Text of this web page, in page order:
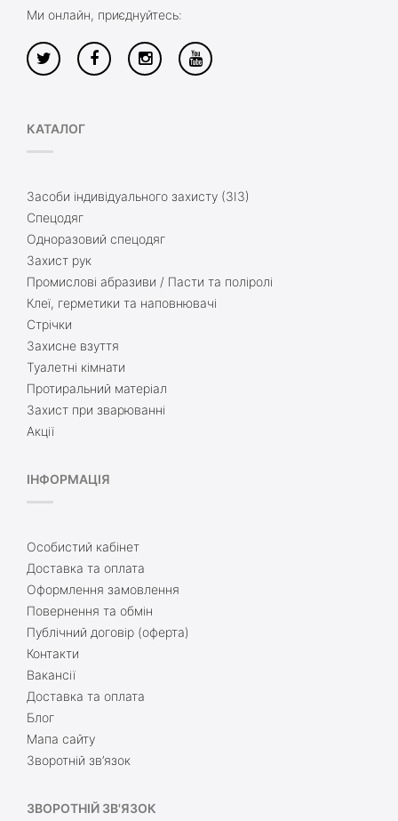
Ми онлайн, приєднуйтесь:
КАТАЛОГ
Засоби індивідуального захисту (ЗІЗ)
Спецодяг
Одноразовий спецодяг
Захист рук
Промислові абразиви / Пасти та поліролі
Клеї, герметики та наповнювачі
Стрічки
Захисне взуття
Туалетні кімнати
Протиральний матеріал
Захист при зварюванні
Акції
ІНФОРМАЦІЯ
Особистий кабінет
Доставка та оплата
Оформлення замовлення
Повернення та обмін
Публічний договір (оферта)
Контакти
Вакансії
Доставка та оплата
Блог
Мапа сайту
Зворотній зв’язок
ЗВОРОТНІЙ ЗВ'ЯЗОК